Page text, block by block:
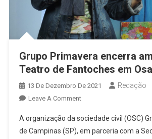
Grupo Primavera encerra
Teatro de Fantoches em
13 De Dezembro De 2021 Redação
Leave A CommentOn
Primavera
Encerra
A organização da sociedade civil (OSC)
de Campinas (SP), em parceria com a